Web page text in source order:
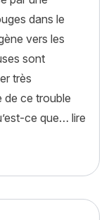
dans le
vers les
sont
très
de ce trouble
ce que… lire